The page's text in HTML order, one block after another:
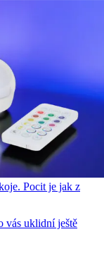
Pocit je jak z
vás uklidní ještě